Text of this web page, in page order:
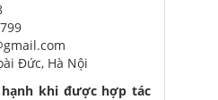
Đức, Hà Nội
khi được hợp tác